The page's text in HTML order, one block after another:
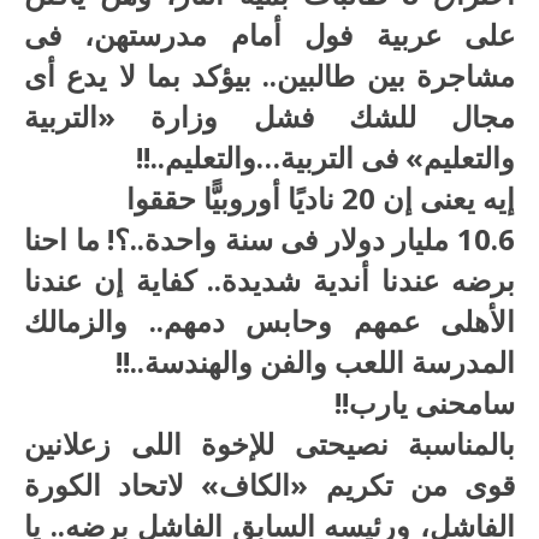
على عربية فول أمام مدرستهن، فى
مشاجرة بين طالبين.. بيؤكد بما لا يدع أى
مجال للشك فشل وزارة «التربية
والتعليم» فى التربية…والتعليم..!!
إيه يعنى إن 20 ناديًا أوروبيًّا حققوا
10.6 مليار دولار فى سنة واحدة..؟! ما احنا
برضه عندنا أندية شديدة.. كفاية إن عندنا
الأهلى عمهم وحابس دمهم.. والزمالك
المدرسة اللعب والفن والهندسة..!!
سامحنى يارب!!
بالمناسبة نصيحتى للإخوة اللى زعلانين
قوى من تكريم «الكاف» لاتحاد الكورة
الفاشل، ورئيسه السابق الفاشل برضه.. يا